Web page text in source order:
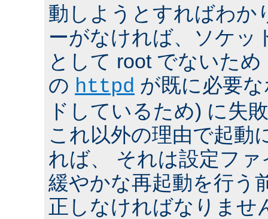
動しようとすればわか
ーがなければ、ソケッ
として root でないた
の httpd が既に必要
ドしているため) に失
これ以外の理由で起動
れば、 それは設定フ
緩やかな再起動を行う
正しなければなりませ